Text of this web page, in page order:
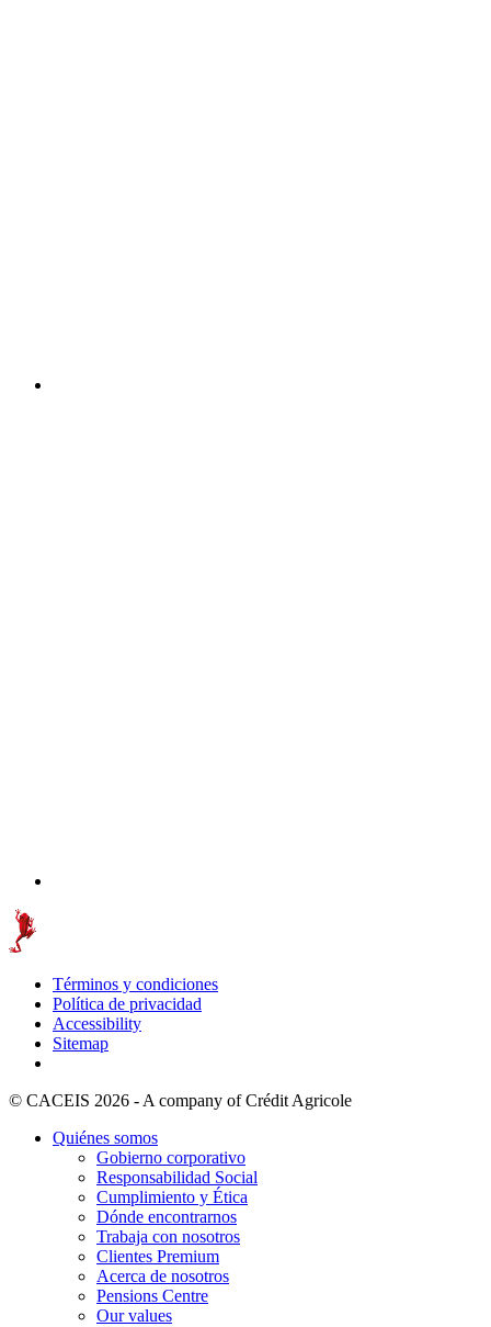
Términos y condiciones
Política de privacidad
Accessibility
Sitemap
© CACEIS 2026 - A company of Crédit Agricole
Quiénes somos
Gobierno corporativo
Responsabilidad Social
Cumplimiento y Ética
Dónde encontrarnos
Trabaja con nosotros
Clientes Premium
Acerca de nosotros
Pensions Centre
Our values